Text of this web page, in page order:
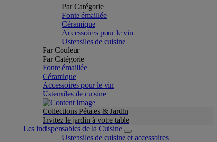
Par Catégorie
Fonte émaillée
Céramique
Accessoires pour le vin
Ustensiles de cuisine
Par Couleur
Par Catégorie
Fonte émaillée
Céramique
Accessoires pour le vin
Ustensiles de cuisine
Collections Pétales & Jardin
Invitez le jardin à votre table
Les indispensables de la Cuisine
Ustensiles de cuisine et accessoires